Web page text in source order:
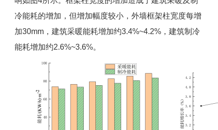
冷能耗的增加，但增加幅度较小，外墙框架柱宽度每增
加30mm，建筑采暖能耗增加约3.4%~4.2%，建筑制冷
能耗增加约2.6%~3.6%。